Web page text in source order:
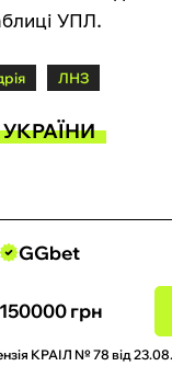
УПЛ.
ЛНЗ
GGbet
150000 грн
КРАІЛ № 78 від